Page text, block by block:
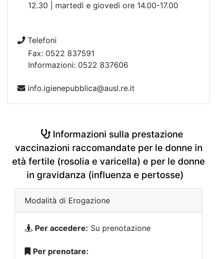
12.30 | martedì e giovedì ore 14.00-17.00
Telefoni
Fax: 0522 837591
Informazioni: 0522 837606
info.igienepubblica@ausl.re.it
Informazioni sulla prestazione
vaccinazioni raccomandate per le donne in
età fertile (rosolia e varicella) e per le donne
in gravidanza (influenza e pertosse)
Modalità di Erogazione
Per accedere: Su prenotazione
Per prenotare: